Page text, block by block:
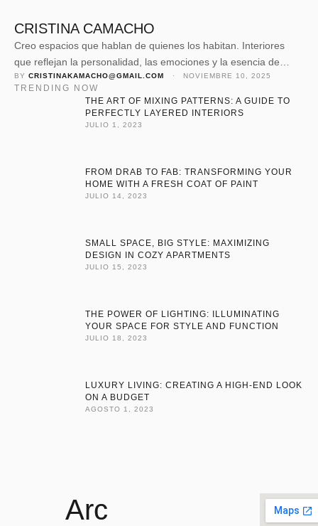
CRISTINA CAMACHO
Creo espacios que hablan de quienes los habitan. Interiores
que reflejan la personalidad, las emociones y la esencia de
cada cliente. Diseños pensados para vivir, sentir y disfrutar, no
solo para ser admirados. Concibo la arquitectura como un
equilibrio entre belleza y autenticidad, donde cada detalle tiene
sentido y cada material transmite calidez. Mi objetivo …
BY CRISTINAKAMACHO@GMAIL.COM · NOVIEMBRE 10, 2025
TRENDING NOW
THE ART OF MIXING PATTERNS: A GUIDE TO
PERFECTLY LAYERED INTERIORS
JULIO 1, 2023
FROM DRAB TO FAB: TRANSFORMING YOUR
HOME WITH A FRESH COAT OF PAINT
JULIO 14, 2023
SMALL SPACE, BIG STYLE: MAXIMIZING
DESIGN IN COZY APARTMENTS
JULIO 15, 2023
THE POWER OF LIGHTING: ILLUMINATING
YOUR SPACE FOR STYLE AND FUNCTION
JULIO 18, 2023
LUXURY LIVING: CREATING A HIGH-END LOOK
ON A BUDGET
AGOSTO 1, 2023
Arc